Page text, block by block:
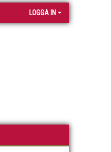
LOGGA IN